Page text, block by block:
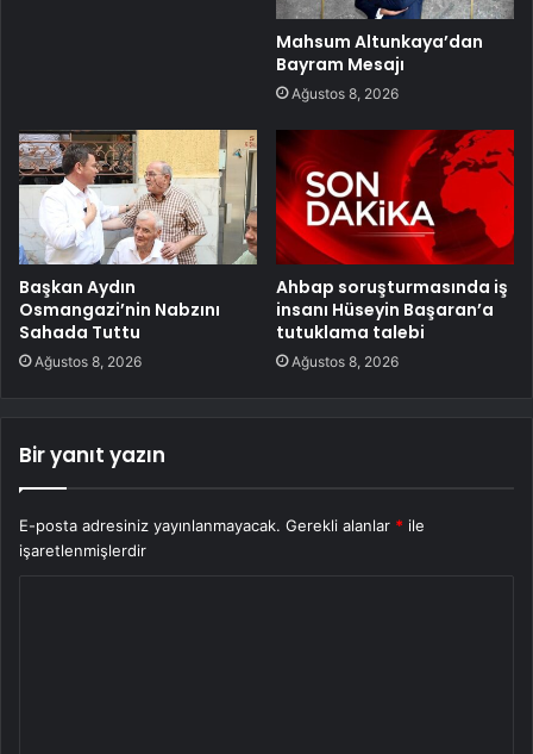
Mahsum Altunkaya’dan
Bayram Mesajı
Ağustos 8, 2026
Başkan Aydın
Osmangazi’nin Nabzını
Sahada Tuttu
Ağustos 8, 2026
Ahbap soruşturmasında iş
insanı Hüseyin Başaran’a
tutuklama talebi
Ağustos 8, 2026
Bir yanıt yazın
E-posta adresiniz yayınlanmayacak. Gerekli alanlar * ile
işaretlenmişlerdir